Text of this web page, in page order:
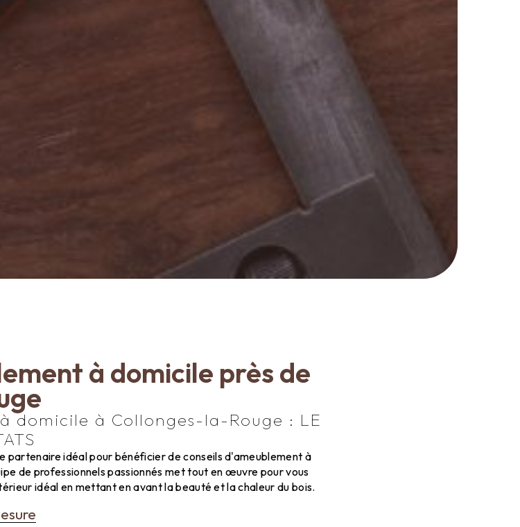
à domicile près de
domicile à Collonges-la-Rouge : LE
partenaire idéal pour bénéficier de conseils d'ameublement à
de professionnels passionnés met tout en œuvre pour vous
idéal en mettant en avant la beauté et la chaleur du bois.